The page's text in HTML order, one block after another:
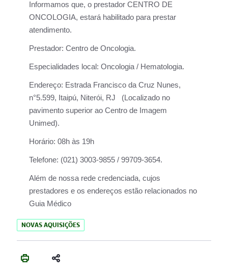
Informamos que, o prestador CENTRO DE
ONCOLOGIA, estará habilitado para prestar
atendimento.
Prestador: Centro de Oncologia.
Especialidades local: Oncologia / Hematologia.
Endereço: Estrada Francisco da Cruz Nunes,
n°5.599, Itaipú, Niterói, RJ (Localizado no
pavimento superior ao Centro de Imagem
Unimed).
Horário: 08h às 19h
Telefone: (021) 3003-9855 / 99709-3654.
Além de nossa rede credenciada, cujos
prestadores e os endereços estão relacionados no
Guia Médico
NOVAS AQUISIÇÕES